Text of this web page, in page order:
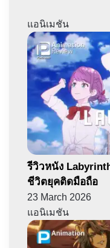
แอนิเมชัน
รีวิวหนัง
ชีวิตยุคติดมือถือ
23 March 2026
แอนิเมชัน